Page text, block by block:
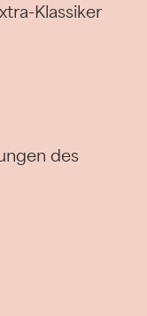
Klassiker
des